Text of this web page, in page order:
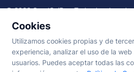
Cookies
Utilizamos cookies propias y de
experiencia, analizar el uso de la
usuarios. Puedes aceptar todas las
©2026SendSeiPro. Todos los
Quiénes somos
Términos·Privacidad